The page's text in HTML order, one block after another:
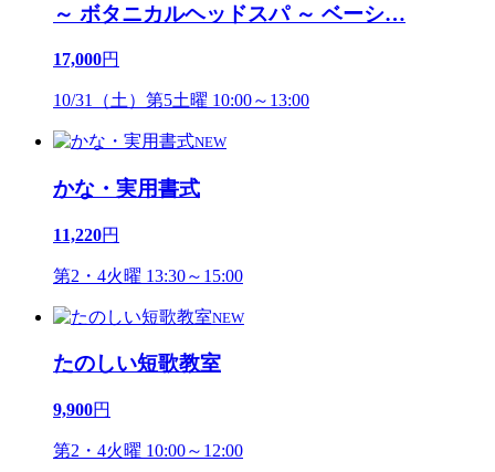
～ ボタニカルヘッドスパ ～ ベーシ…
17,000円
10/31（土）第5土曜 10:00～13:00
NEW
かな・実用書式
11,220円
第2・4火曜 13:30～15:00
NEW
たのしい短歌教室
9,900円
第2・4火曜 10:00～12:00